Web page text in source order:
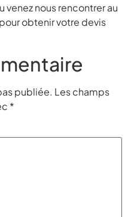
venez nous rencontrer au
pour obtenir votre devis
publiée. Les champs
*